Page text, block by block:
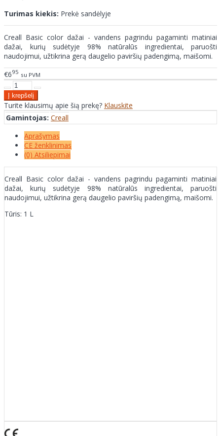
Turimas kiekis: Prekė sandėlyje
Creall Basic color dažai - vandens pagrindu pagaminti matiniai
dažai, kurių sudėtyje 98% natūralūs ingredientai, paruošti
naudojimui, užtikrina gerą daugelio paviršių padengimą, maišomi.
€695 su PVM
Turite klausimų apie šią prekę? Klauskite
Gamintojas: Creall
Aprašymas
CE ženklinimas
(0) Atsiliepimai
Creall Basic color dažai - vandens pagrindu pagaminti matiniai
dažai, kurių sudėtyje 98% natūralūs ingredientai, paruošti
naudojimui, užtikrina gerą daugelio paviršių padengimą, maišomi.
Tūris: 1 L